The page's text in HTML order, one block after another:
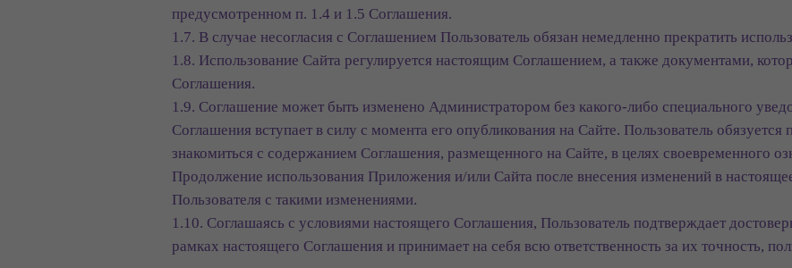
предусмотренном п. 1.4 и 1.5 Соглашения.
1.7. В случае несогласия с Соглашением Пользователь обязан немедленно прекратить
1.8. Использование Сайта регулируется настоящим Соглашением, а также документами,
Соглашения.
1.9. Соглашение может быть изменено Администратором без какого-либо специального
Соглашения вступает в силу с момента его опубликования на Сайте. Пользователь
знакомиться с содержанием Соглашения, размещенного на Сайте, в целях своевременного
Продолжение использования Приложения и/или Сайта после внесения изменений в
Пользователя с такими изменениями.
1.10. Соглашаясь с условиями настоящего Соглашения, Пользователь подтверждает
рамках настоящего Соглашения и принимает на себя всю ответственность за их точность,